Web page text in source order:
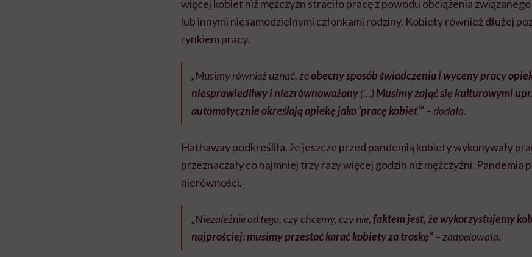
więcej kobiet niż mężczyzn straciło pracę z powodu obciążenia
lub innymi niesamodzielnymi członkami rodziny. Kobiety również dłużej
rynkiem pracy.
„Musimy również uznać, żeobecny sposób świadczenia i wyceny pracy
niesprawiedliwy i niezrównoważony(…)Musimy zająć się kulturowymi
automatycznie określają opiekę jako 'pracę kobiet'”– dodała.
Hathaway podkreśliła, że jeszcze przed pandemią kobiety wykonywały
przeznaczały co najmniej trzy razy więcej godzin niż mężczyźni. Pandemia
nierówności.
„Niezależnie od tego, czy chcemy, czy nie,faktem jest, że wykorzystujemy
najprościej: musimy przestać karać kobiety za troskę”– zaapelowała.